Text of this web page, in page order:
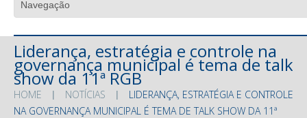
Liderança, estratégia e controle na
governança municipal é tema de talk
show da 11ª RGB
HOME NOTÍCIAS
LIDERANÇA, ESTRATÉGIA E CONTROLE
NA GOVERNANÇA MUNICIPAL É TEMA DE TALK SHOW DA 11ª